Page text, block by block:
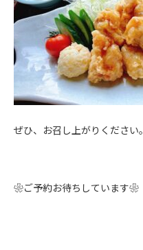
ぜひ、お召し上がりください。
❀ご予約お待ちしています❀